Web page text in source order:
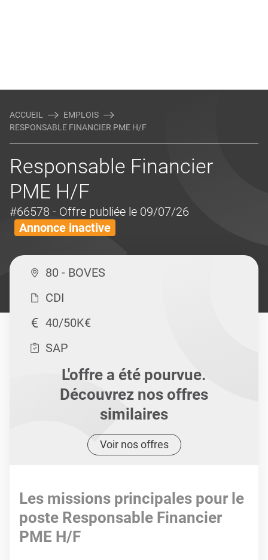
ACCUEIL
EMPLOIS
RESPONSABLE FINANCIER PME H/F
Responsable Financier
PME H/F
#66578 - Offre publiée le 09/07/26
Annonce inactive
80 - BOVES
CDI
40/50K€
SAP
L'offre a été pourvue.
Découvrez nos offres
similaires
Voir nos offres
Les missions principales pour le
poste Responsable Financier
PME H/F